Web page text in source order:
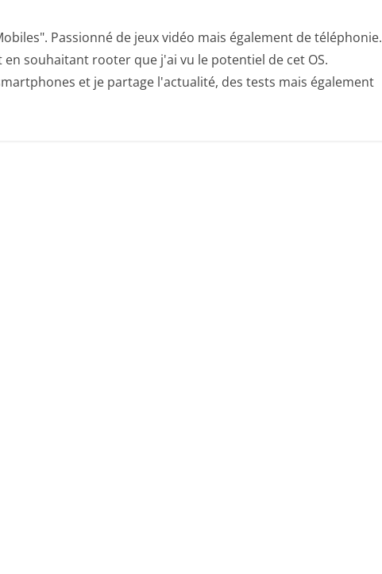
Passionné de jeux vidéo mais également de téléphonie.
souhaitant rooter que j'ai vu le potentiel de cet OS.
et je partage l'actualité, des tests mais également